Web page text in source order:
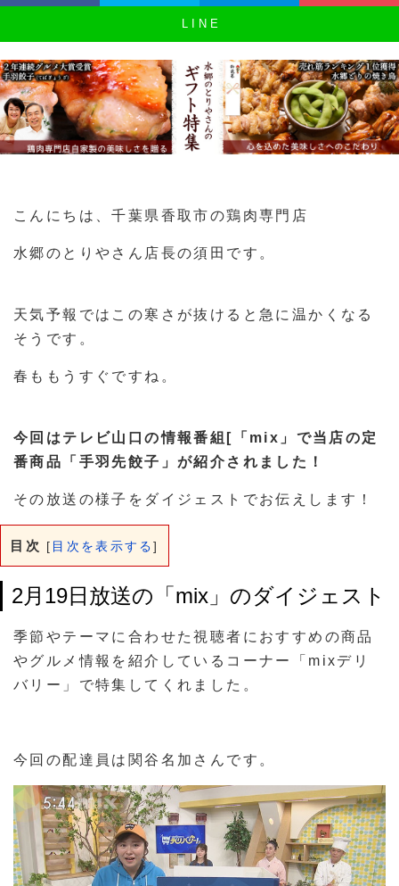
L I N E
こんにちは、千葉県香取市の鶏肉専門店
水郷のとりやさん店長の須田です。
天気予報ではこの寒さが抜けると急に温かくなる
そうです。
春ももうすぐですね。
今回はテレビ山口の情報番組[「mix」で当店の定
番商品「手羽先餃子」が紹介されました！
その放送の様子をダイジェストでお伝えします！
目次 [ 目次を表示する]
2月19日放送の「mix」のダイジェスト
季節やテーマに合わせた視聴者におすすめの商品
やグルメ情報を紹介しているコーナー「mixデリ
バリー」で特集してくれました。
今回の配達員は関谷名加さんです。